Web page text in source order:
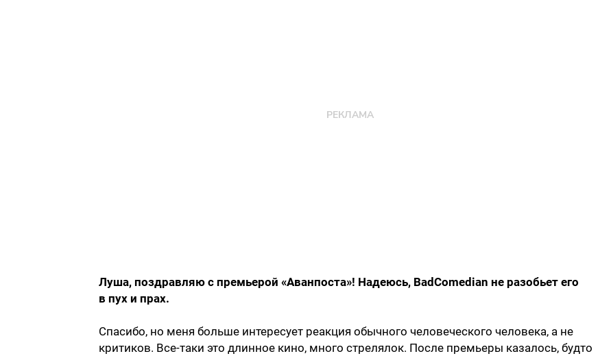
Луша, поздравляю с премьерой «Аванпоста»! Надеюсь, BadComedian не разобьет его
в пух и прах.
Спасибо, но меня больше интересует реакция обычного человеческого человека, а не
критиков. Все-таки это длинное кино, много стрелялок. После премьеры казалось, будто